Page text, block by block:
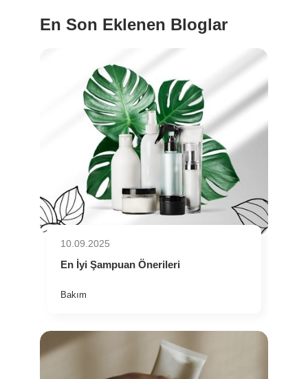
En Son Eklenen Bloglar
10.09.2025
En İyi Şampuan Önerileri
Bakım